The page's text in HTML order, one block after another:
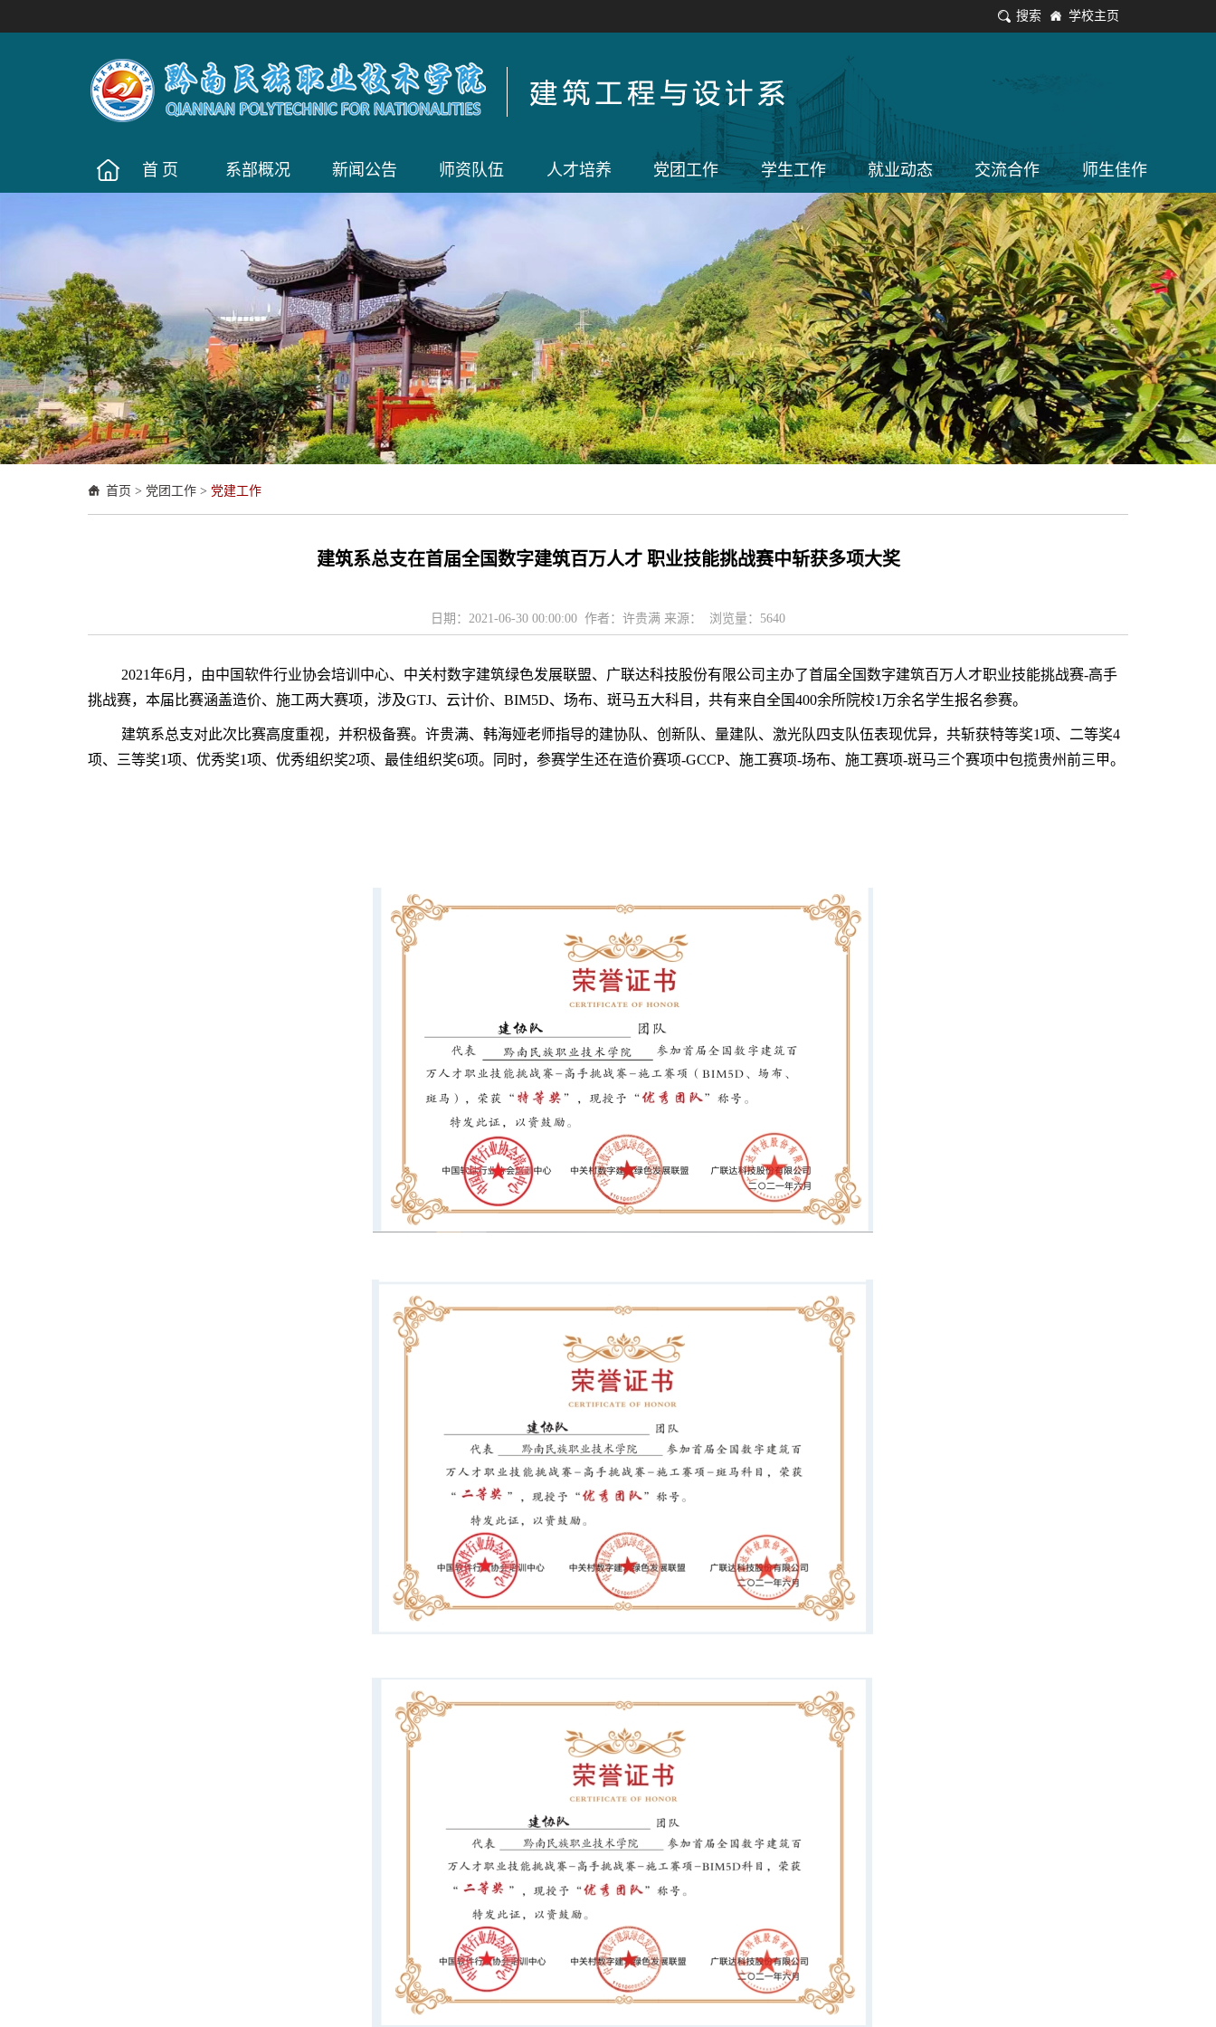
搜索 学校主页
首页 系部概况 新闻公告 师资队伍 人才培养 党团工作 学生工作 就业动态 交流合作 师生佳作
首页 > 党团工作 > 党建工作
建筑系总支在首届全国数字建筑百万人才 职业技能挑战赛中斩获多项大奖
日期：2021-06-30 00:00:00 作者：许贵满 来源： 浏览量： 5640
2021年6月，由中国软件行业协会培训中心、中关村数字建筑绿色发展联盟、广联达科技股份有限公司主办了首届全国数字建筑百万人才职业技能挑战赛-高手
挑战赛，本届比赛涵盖造价、施工两大赛项，涉及GTJ、云计价、BIM5D、场布、斑马五大科目，共有来自全国400余所院校1万余名学生报名参赛。
建筑系总支对此次比赛高度重视，并积极备赛。许贵满、韩海娅老师指导的建协队、创新队、量建队、激光队四支队伍表现优异，共斩获特等奖1项、二等奖4
项、三等奖1项、优秀奖1项、优秀组织奖2项、最佳组织奖6项。同时，参赛学生还在造价赛项-GCCP、施工赛项-场布、施工赛项-斑马三个赛项中包揽贵州前三甲。